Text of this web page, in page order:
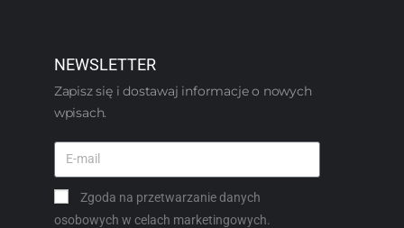
NEWSLETTER
Zapisz się i dostawaj informacje o nowych
wpisach.
Zgoda na przetwarzanie danych
osobowych w celach marketingowych.